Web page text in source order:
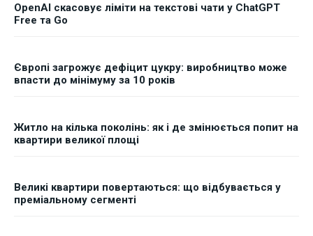
OpenAI скасовує ліміти на текстові чати у ChatGPT
Free та Go
Європі загрожує дефіцит цукру: виробництво може
впасти до мінімуму за 10 років
Житло на кілька поколінь: як і де змінюється попит на
квартири великої площі
Великі квартири повертаються: що відбувається у
преміальному сегменті